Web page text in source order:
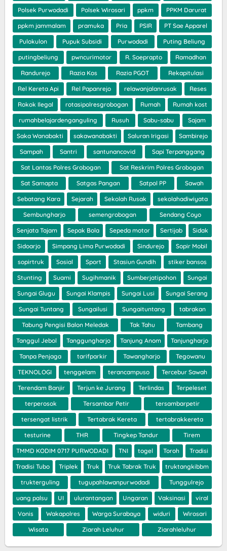
Polsek Purwodadi Polsek Wirosari ppkm PPKM Darurat
ppkm jammalam pramuka Pria PSIR PT Sae Apparel
Pulokulon Pupuk Subsidi Purwodadi Puting Beliung
putingbeliung pwncurimotor R. Soeprapto Ramadhan
Randurejo Razia Kos Razia PGOT Rekapitulasi
Rel Kereta Api Rel Papanrejo relawanjalanrusak Reses
Rokok Ilegal rotasipolresgrobogan Rumah Rumah kost
rumahbelajardenganguling Rusuh Sabu-sabu Sajam
Saka Wanabakti sakawanabakti Saluran Irigasi Sambirejo
Sampah Santri santunancovid Sapi Terpanggang
Sat Lantas Polres Grobogan Sat Reskrim Polres Grobogan
Sat Samapta Satgas Pangan Satpol PP Sawah
Sebatang Kara Sejarah Sekolah Rusak sekolahadiwiyata
Sembungharjo semengrobogan Sendang Coyo
Senjata Tajam Sepak Bola Sepeda motor Sertijab Sidak
Sidoarjo Simpang Lima Purwodadi Sindurejo Sopir Mobil
sopirtruk Sosial Sport Stasiun Gundih stiker bansos
Stunting Suami Sugihmanik Sumberjatipohon Sungai
Sungai Glugu Sungai Klampis Sungai Lusi Sungai Serang
Sungai Tuntang Sungailusi Sungaituntang tabrakan
Tabung Pengisi Balon Meledak Tak Tahu Tambang
Tanggul Jebol Tanggungharjo Tanjung Anom Tanjungharjo
Tanpa Penjaga tarifparkir Tawangharjo Tegowanu
TEKNOLOGI tenggelam terancampuso Tercebur Sawah
Terendam Banjir Terjun ke Jurang Terlindas Terpeleset
terperosok Tersambar Petir tersambarpetir
tersengat listrik Tertabrak Kereta tertabrakkereta
testurine THR Tingkep Tandur Tirem
TMMD KODIM 0717 PURWODADI TNI togel Toroh Tradisi
Tradisi Tubo Triplek Truk Truk Tabrak Truk truktangkibbm
trukterguling tugupahlawanpurwodadi Tunggulrejo
uang palsu UI ulurantangan Ungaran Vaksinasi viral
Vonis Wakapolres Warga Surabaya widuri Wirosari
Wisata Ziarah Leluhur Ziarahleluhur